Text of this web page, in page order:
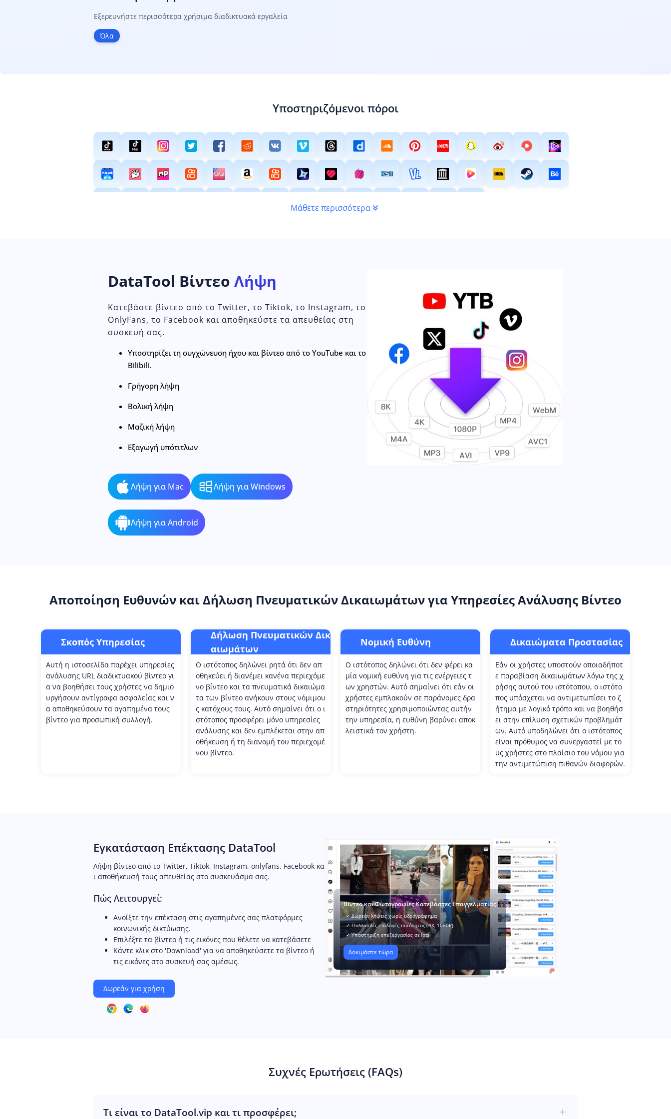
Εξερευνήστε περισσότερα χρήσιμα διαδικτυακά εργαλεία
Όλα
Υποστηριζόμενοι πόροι
Μάθετε περισσότερα
DataTool Βίντεο Λήψη
Κατεβάστε βίντεο από το Twitter, το Tiktok, το Instagram, το
OnlyFans, το Facebook και αποθηκεύστε τα απευθείας στη
συσκευή σας.
Υποστηρίζει τη συγχώνευση ήχου και βίντεο από το YouTube και το
Bilibili.
Γρήγορη λήψη
Βολική λήψη
Μαζική λήψη
Εξαγωγή υπότιτλων
Λήψη για Mac Λήψη για Windows
Λήψη για Android
Αποποίηση Ευθυνών και Δήλωση Πνευματικών Δικαιωμάτων για Υπηρεσίες Ανάλυσης Βίντεο
Σκοπός Υπηρεσίας
Αυτή η ιστοσελίδα παρέχει υπηρεσίες
ανάλυσης URL διαδικτυακού βίντεο γι
α να βοηθήσει τους χρήστες να δημιο
υργήσουν αντίγραφα ασφαλείας και ν
α αποθηκεύσουν τα αγαπημένα τους
βίντεο για προσωπική συλλογή.
Δήλωση Πνευματικών Δικ
αιωμάτων
Ο ιστότοπος δηλώνει ρητά ότι δεν απ
οθηκεύει ή διανέμει κανένα περιεχόμε
νο βίντεο και τα πνευματικά δικαιώμα
τα των βίντεο ανήκουν στους νόμιμου
ς κατόχους τους. Αυτό σημαίνει ότι ο ι
στότοπος προσφέρει μόνο υπηρεσίες
ανάλυσης και δεν εμπλέκεται στην απ
οθήκευση ή τη διανομή του περιεχομέ
νου βίντεο.
Νομική Ευθύνη
Ο ιστότοπος δηλώνει ότι δεν φέρει κα
μία νομική ευθύνη για τις ενέργειες τ
ων χρηστών. Αυτό σημαίνει ότι εάν οι
χρήστες εμπλακούν σε παράνομες δρα
στηριότητες χρησιμοποιώντας αυτήν
την υπηρεσία, η ευθύνη βαρύνει αποκ
λειστικά τον χρήστη.
Δικαιώματα Προστασίας
Εάν οι χρήστες υποστούν οποιαδήποτ
ε παραβίαση δικαιωμάτων λόγω της χ
ρήσης αυτού του ιστότοπου, ο ιστότο
πος υπόσχεται να αντιμετωπίσει το ζ
ήτημα με λογικό τρόπο και να βοηθήσ
ει στην επίλυση σχετικών προβλημάτ
ων. Αυτό υποδηλώνει ότι ο ιστότοπος
είναι πρόθυμος να συνεργαστεί με το
υς χρήστες στο πλαίσιο του νόμου για
την αντιμετώπιση πιθανών διαφορών.
Εγκατάσταση Επέκτασης DataTool
Λήψη βίντεο από το Twitter, Tiktok, Instagram, onlyfans, Facebook κα
ι αποθήκευσή τους απευθείας στο συσκευάσμα σας.
Πώς Λειτουργεί:
Ανοίξτε την επέκταση στις αγαπημένες σας πλατφόρμες
κοινωνικής δικτύωσης.
Επιλέξτε τα βίντεο ή τις εικόνες που θέλετε να κατεβάσετε
Κάντε κλικ στο 'Download' για να αποθηκεύσετε τα βίντεο ή
τις εικόνες στο συσκευή σας αμέσως.
Δωρεάν για χρήση
Βίντεο και Φωτογραφίες Κατεβάστες Επαγγελματίας
✓ Δωρεάν λήψεις χωρίς υδρογράφημα
✓ Πολλαπλές επιλογές ποιότητας (4K, 1080P)
✓ Υποστήριξη επεξεργασίας σε lots
Δοκιμάστε τώρα
Συχνές Ερωτήσεις (FAQs)
Τι είναι το DataTool.vip και τι προσφέρει;